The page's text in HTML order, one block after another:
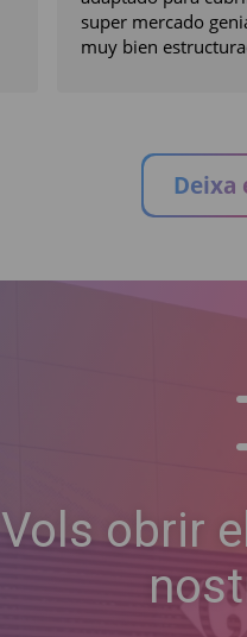
super mercado
muy bien
Deixa
Vols obrir